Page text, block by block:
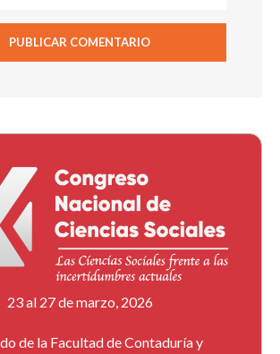
23 al 27 de marzo, 2026
de la Facultad de Contaduría y